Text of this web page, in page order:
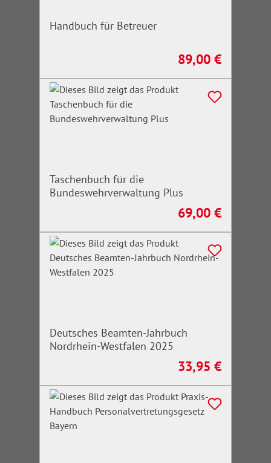
Handbuch für Betreuer
Regulärer Preis:
89,00 €
Taschenbuch für die
Bundeswehrverwaltung Plus
Regulärer Preis:
69,00 €
Deutsches Beamten-Jahrbuch
Nordrhein-Westfalen 2025
Regulärer Preis:
33,95 €